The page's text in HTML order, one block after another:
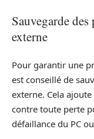
Sauvegarde
externe
Pour garantir une
est conseillé de
externe. Cela
contre toute perte
défaillance du PC